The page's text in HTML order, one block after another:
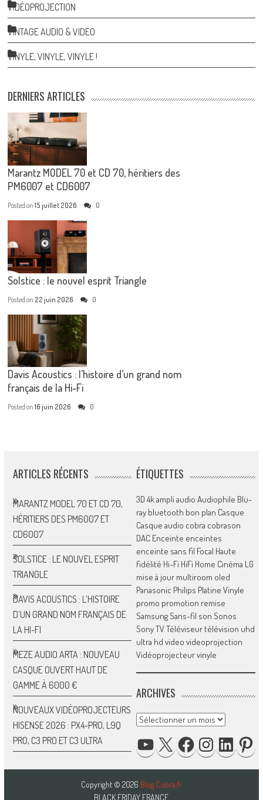
VIDÉOPROJECTION
VINTAGE AUDIO & VIDEO
VINYLE, VINYLE, VINYLE !
DERNIERS ARTICLES
Marantz MODEL 70 et CD 70, héritiers des
PM6007 et CD6007
Posted on15 juillet 2026 0
Solstice : le nouvel esprit Triangle
Posted on 22 juin 2026 0
Davis Acoustics : l’histoire d’un grand nom
français de la Hi-Fi
Posted on16 juin 2026 0
ARTICLES RÉCENTS
MARANTZ MODEL 70 ET CD 70,
HÉRITIERS DES PM6007 ET
CD6007
SOLSTICE : LE NOUVEL ESPRIT
TRIANGLE
DAVIS ACOUSTICS : L’HISTOIRE
D’UN GRAND NOM FRANÇAIS DE
LA HI-FI
MEZE AUDIO ARTA : NOUVEAU
CASQUE OUVERT HAUT DE
GAMME À 6000 €
NOUVEAUX VIDÉOPROJECTEURS
HISENSE 2026 : PX4-PRO, L9Q
PRO, C3 PRO ET C3 ULTRA
ÉTIQUETTES
3D 4kampli audio Audiophile Blu-
ray bluetooth bon plan Casque
Casque audio cobra cobrason
DAC Enceinte enceintes
enceinte sans fil Focal Haute
fidélité Hi-Fi HiFi Home Cinéma LG
mise à jour multiroom oled
Panasonic Philips Platine Vinyle
promo promotion remise
SamsungSans-fil son Sonos
SonyTVTéléviseur télévision uhd
ultra hd video videoprojection
Vidéoprojecteurvinyle
ARCHIVES
Archives
YOUTUBE INSTAGRAM
Copyright © 2026 Blog Cobra.fr
BLACK FRIDAY FRANCE